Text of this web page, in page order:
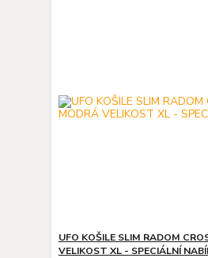
UFO KOŠILE SLIM RADOM
VELIKOST XL - SPECIÁLNÍ